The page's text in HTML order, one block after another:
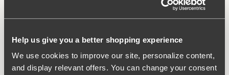
Help us give you a better shopping experience
We use cookies to improve our site, personalize content,
and display relevant offers. You can change your consent
Produktion. So einfach ist das. Kompromisse waren für uns
noch nie eine Option. Und daran halten wir fest.